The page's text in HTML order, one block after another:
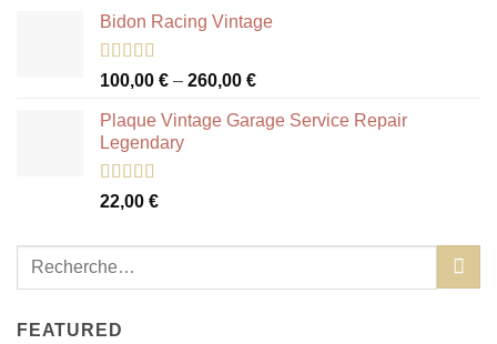
Bidon Racing Vintage
Note5.00
sur 5
100,00 € – 260,00 €
Plaque Vintage Garage Service Repair
Legendary
Note5.00
sur 5
22,00 €
FEATURED